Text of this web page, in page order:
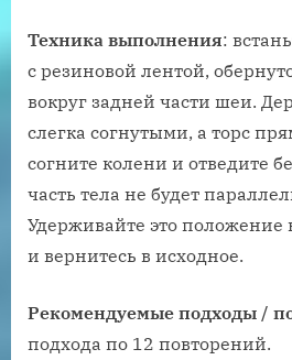
Техника выполнения:
с резиновой лентой,
вокруг задней части шеи.
слегка согнутыми, а торс
согните колени и отведите
часть тела не будет
Удерживайте это положение
и вернитесь в исходное.
Рекомендуемые подходы /
подхода по 12 повторений.